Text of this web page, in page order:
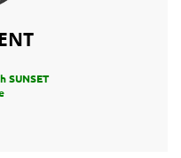
SUNSET